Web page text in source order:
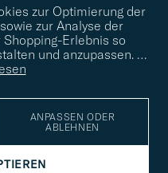
zur Optimierung der
zur Analyse der
Erlebnis so
und anzupassen. …
ANPASSEN ODER
ABLEHNEN
Ihrem persönlichen Stil?
Ihnen gerne weiter!